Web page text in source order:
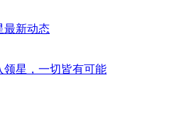
最新动态
领星，一切皆有可能